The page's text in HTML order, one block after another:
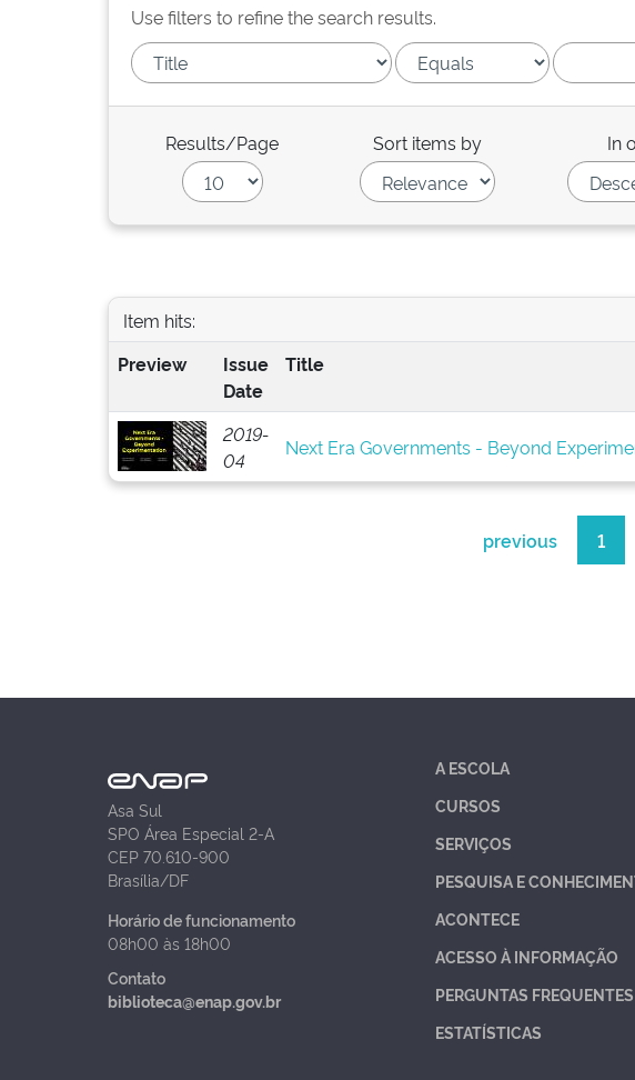
Use filters to refine the search results.
Results/Page Sort items by In
Item hits:
Preview
Issue
Date
Title
2019-
04
Next Era Governments - Beyond
previous 1
Asa Sul
SPO Área Especial 2-A
CEP 70.610-900
Brasília/DF
Horário de funcionamento
08h00 às 18h00
Contato
biblioteca@enap.gov.br
A ESCOLA
CURSOS
SERVIÇOS
PESQUISA E
ACONTECE
ACESSO À INFORMAÇÃO
PERGUNTAS FREQUENTES
ESTATÍSTICAS